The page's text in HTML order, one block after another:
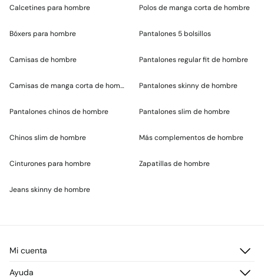
Calcetines para hombre
Bóxers para hombre
Camisas de hombre
Camisas de manga corta de hombre
Pantalones chinos de hombre
Chinos slim de hombre
Cinturones para hombre
Jeans skinny de hombre
Polos de manga corta de hombre
Pantalones 5 bolsillos
Pantalones regular fit de hombre
Pantalones skinny de hombre
Pantalones slim de hombre
Más complementos de hombre
Zapatillas de hombre
Mi cuenta
Ayuda